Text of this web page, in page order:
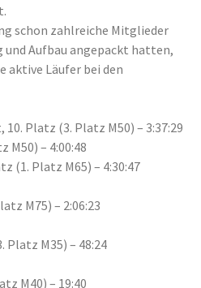
schon zahlreiche Mitglieder
und Aufbau angepackt hatten,
aktive Läufer bei den
Platz (3. Platz M50) – 3:37:29
M50) – 4:00:48
(1. Platz M65) – 4:30:47
M75) – 2:06:23
Platz M35) – 48:24
M40) – 19:40